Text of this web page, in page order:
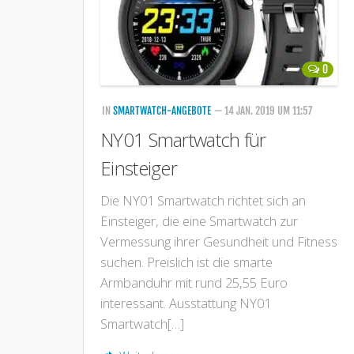
0
IN SMARTWATCH-ANGEBOTE — 14 JAN. 2019 UM 11:57
NY01 Smartwatch für
Einsteiger
Die NY01 Smartwatch richtet sich an
Einsteiger, die eine Smartwatch zur
Vermessung ihrer Gesundheit und Fitness
suchen. Preislich ist die smarte
Armbanduhr mit rund 25,55 Euro
interessant. Ausstattung NY01
Smartwatch[…]